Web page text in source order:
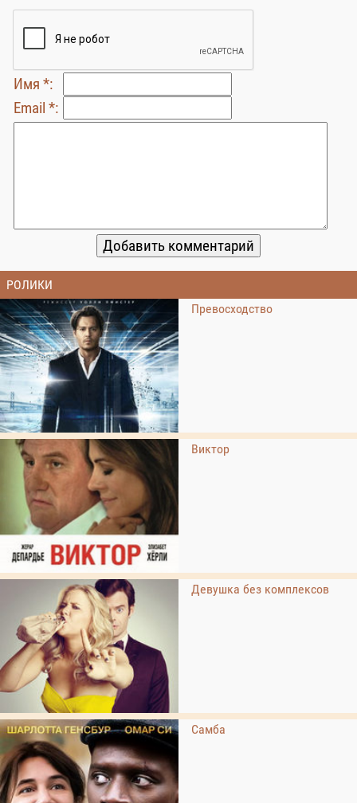
Имя *:
Email *:
РОЛИКИ
Превосходство
Виктор
Девушка без комплексов
Самба